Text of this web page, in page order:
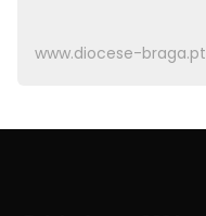
www.diocese-braga.pt